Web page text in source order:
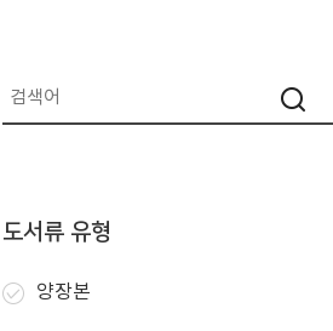
도서류 유형
양장본